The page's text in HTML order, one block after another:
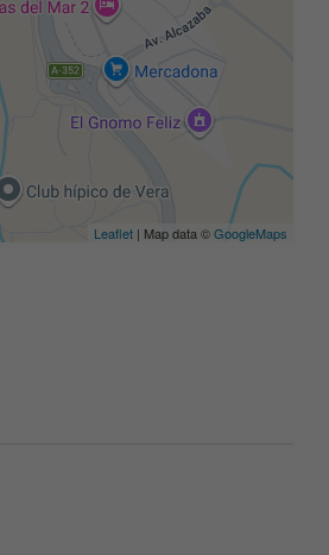
Leaflet | Map data ©GoogleMaps